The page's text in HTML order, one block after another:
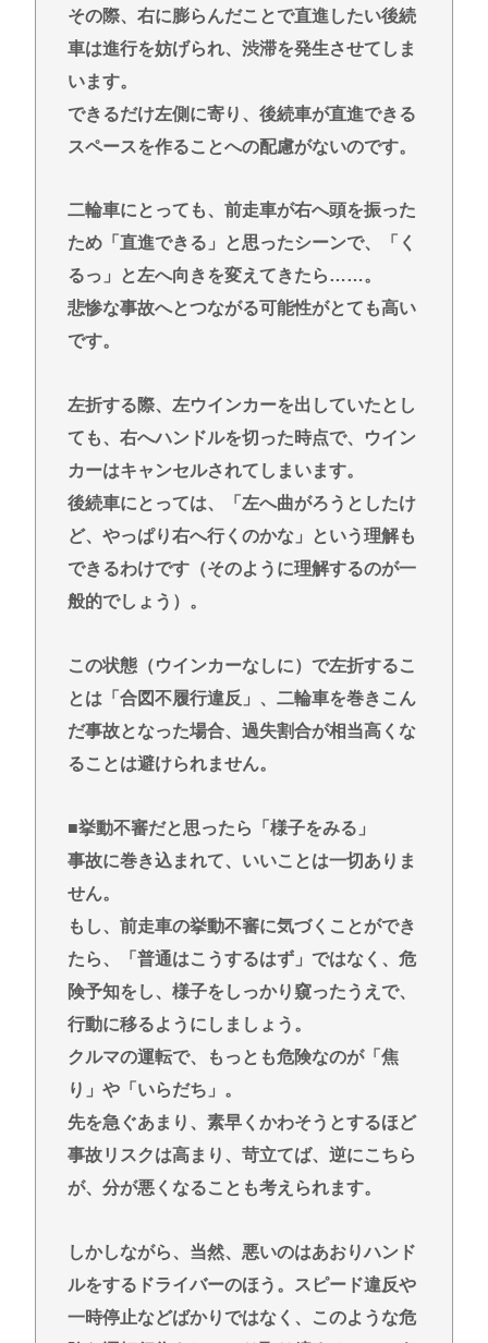
その際、右に膨らんだことで直進したい後続
車は進行を妨げられ、渋滞を発生させてしま
います。
できるだけ左側に寄り、後続車が直進できる
スペースを作ることへの配慮がないのです。
二輪車にとっても、前走車が右へ頭を振った
ため「直進できる」と思ったシーンで、「く
るっ」と左へ向きを変えてきたら……。
悲惨な事故へとつながる可能性がとても高い
です。
左折する際、左ウインカーを出していたとし
ても、右へハンドルを切った時点で、ウイン
カーはキャンセルされてしまいます。
後続車にとっては、「左へ曲がろうとしたけ
ど、やっぱり右へ行くのかな」という理解も
できるわけです（そのように理解するのが一
般的でしょう）。
この状態（ウインカーなしに）で左折するこ
とは「合図不履行違反」、二輪車を巻きこん
だ事故となった場合、過失割合が相当高くな
ることは避けられません。
■挙動不審だと思ったら「様子をみる」
事故に巻き込まれて、いいことは一切ありま
せん。
もし、前走車の挙動不審に気づくことができ
たら、「普通はこうするはず」ではなく、危
険予知をし、様子をしっかり窺ったうえで、
行動に移るようにしましょう。
クルマの運転で、もっとも危険なのが「焦
り」や「いらだち」。
先を急ぐあまり、素早くかわそうとするほど
事故リスクは高まり、苛立てば、逆にこちら
が、分が悪くなることも考えられます。
しかしながら、当然、悪いのはあおりハンド
ルをするドライバーのほう。スピード違反や
一時停止などばかりではなく、このような危